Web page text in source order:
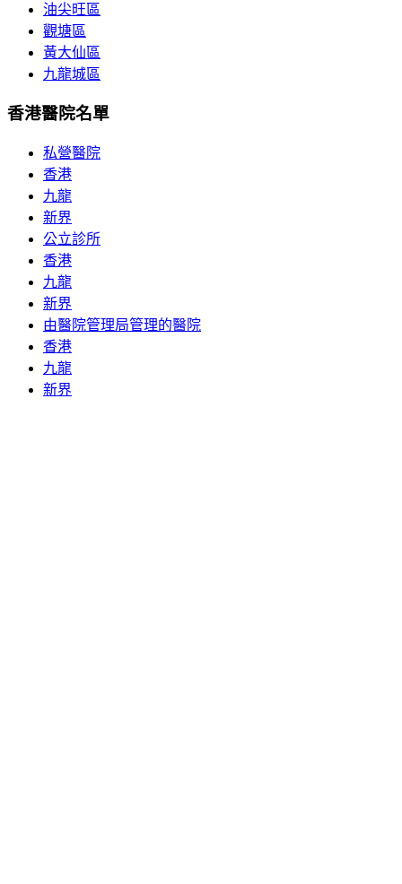
油尖旺區
觀塘區
黃大仙區
九龍城區
香港醫院名單
私營醫院
香港
九龍
新界
公立診所
香港
九龍
新界
由醫院管理局管理的醫院
香港
九龍
新界